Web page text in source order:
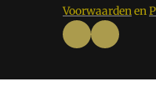
Voorwaardenen